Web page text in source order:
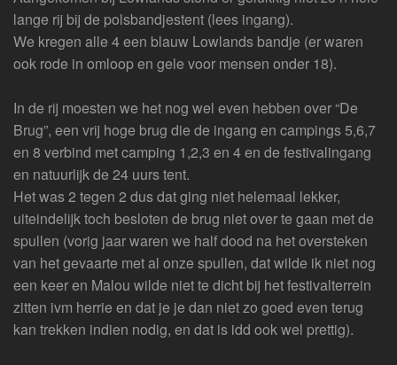
lange rij bij de polsbandjestent (lees ingang).
We kregen alle 4 een blauw Lowlands bandje (er waren
ook rode in omloop en gele voor mensen onder 18).
In de rij moesten we het nog wel even hebben over “De
Brug”, een vrij hoge brug die de ingang en campings 5,6,7
en 8 verbind met camping 1,2,3 en 4 en de festivalingang
en natuurlijk de 24 uurs tent.
Het was 2 tegen 2 dus dat ging niet helemaal lekker,
uiteindelijk toch besloten de brug niet over te gaan met de
spullen (vorig jaar waren we half dood na het oversteken
van het gevaarte met al onze spullen, dat wilde ik niet nog
een keer en Malou wilde niet te dicht bij het festivalterrein
zitten ivm herrie en dat je je dan niet zo goed even terug
kan trekken indien nodig, en dat is idd ook wel prettig).